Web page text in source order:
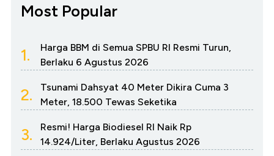
Most Popular
1.
Harga BBM di Semua SPBU RI Resmi Turun,
Berlaku 6 Agustus 2026
2.
Tsunami Dahsyat 40 Meter Dikira Cuma 3
Meter, 18.500 Tewas Seketika
3.
Resmi! Harga Biodiesel RI Naik Rp
14.924/Liter, Berlaku Agustus 2026